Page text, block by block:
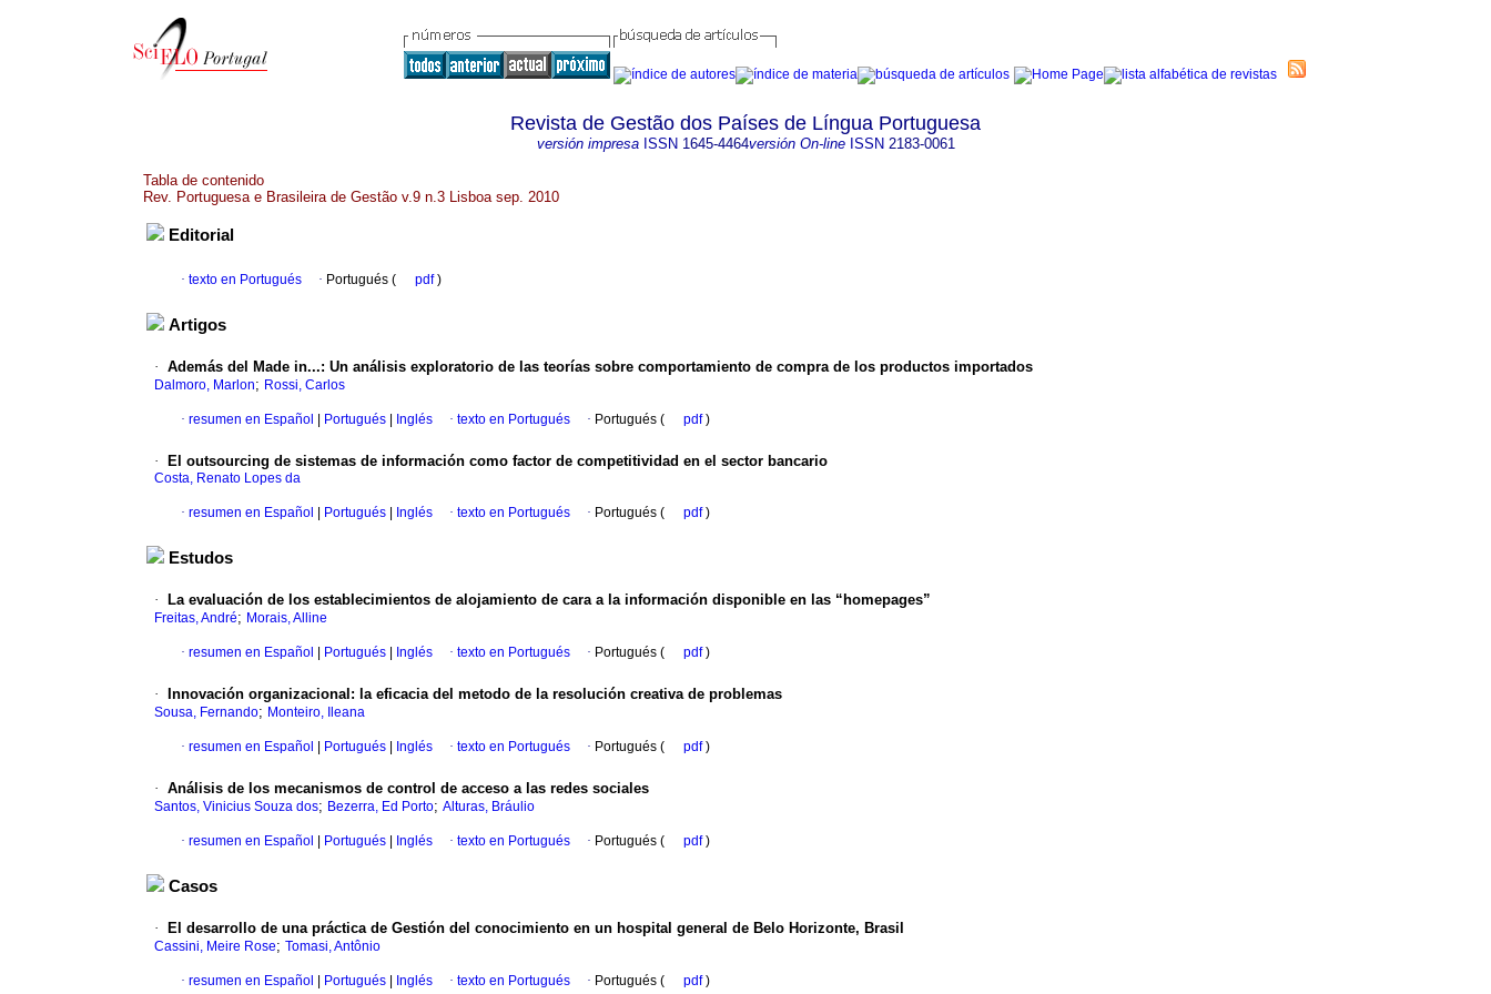
Revista de Gestão dos Países de Língua Portuguesa
versión impresaISSN 1645-4464versión On-lineISSN 2183-0061
Tabla de contenido
Rev. Portuguesa e Brasileira de Gestão v.9 n.3 Lisboa sep. 2010
Editorial
· texto en Portugués · Portugués ( pdf)
Artigos
· Además del Made in...: Un análisis exploratorio de las teorías sobre comportamiento de compra de los productos importados
Dalmoro, Marlon; Rossi, Carlos
· resumen en Español Portugués Inglés · texto en Portugués · Portugués ( pdf)
· El outsourcing de sistemas de información como factor de competitividad en el sector bancario
Costa, Renato Lopes da
· resumen en Español Portugués Inglés · texto en Portugués · Portugués ( pdf)
Estudos
· La evaluación de los establecimientos de alojamiento de cara a la información disponible en las “homepages”
Freitas, André; Morais, Alline
· resumen en Español Portugués Inglés · texto en Portugués · Portugués ( pdf)
· Innovación organizacional : la eficacia del metodo de la resolución creativa de problemas
Sousa, Fernando; Monteiro, Ileana
· resumen en Español Portugués Inglés · texto en Portugués · Portugués ( pdf)
· Análisis de los mecanismos de control de acceso a las redes sociales
Santos, Vinicius Souza dos; Bezerra, Ed Porto; Alturas, Bráulio
· resumen en Español Portugués Inglés · texto en Portugués · Portugués ( pdf)
Casos
· El desarrollo de una práctica de Gestión del conocimiento en un hospital general de Belo Horizonte, Brasil
Cassini, Meire Rose; Tomasi, Antônio
· resumen en Español Portugués Inglés · texto en Portugués · Portugués ( pdf)